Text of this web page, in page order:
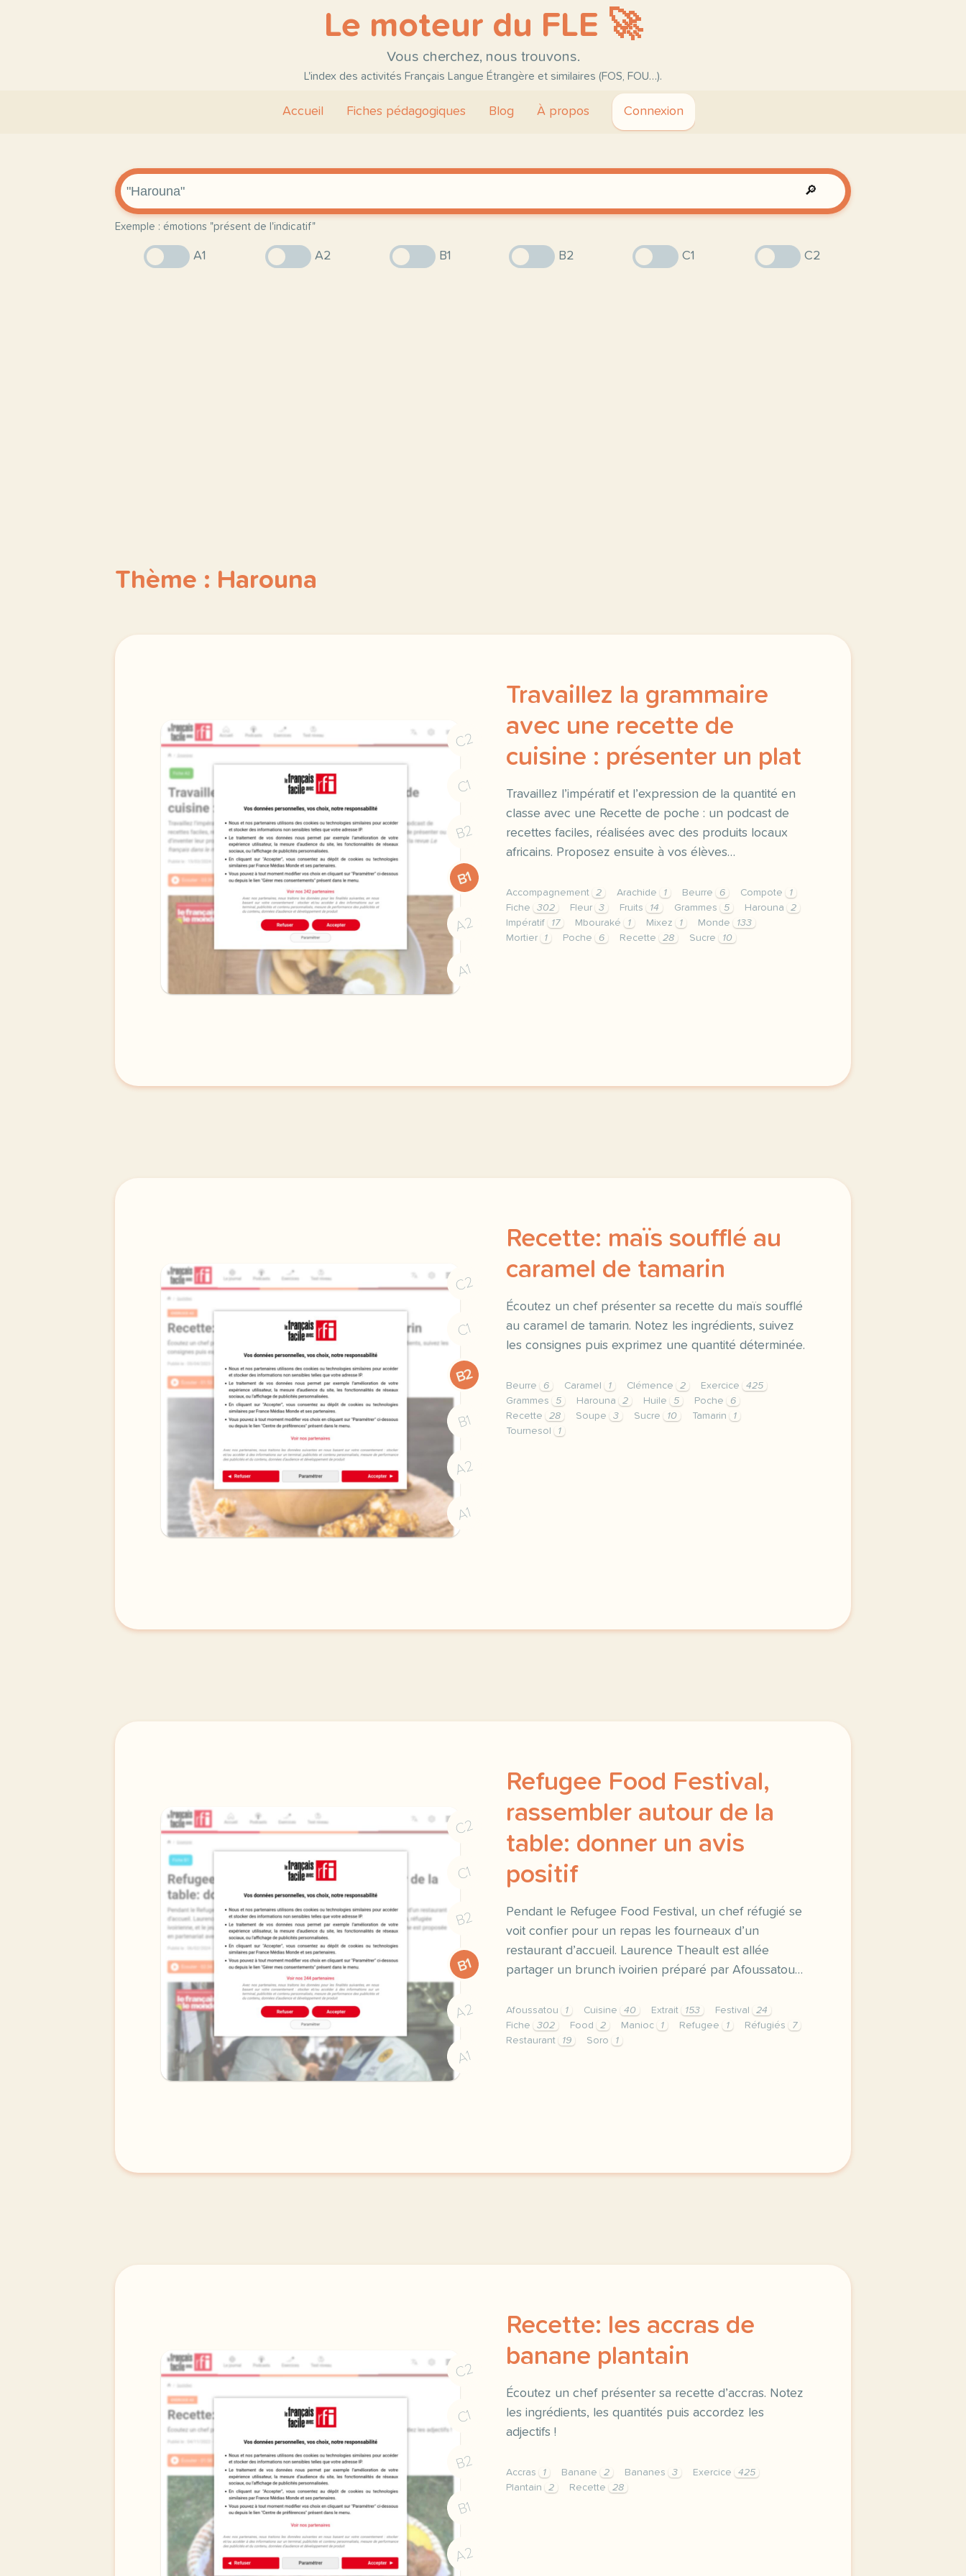
Le moteur du FLE 🚀
Vous cherchez, nous trouvons.
L'index des activités Français Langue Étrangère et similaires (FOS, FOU…).
Accueil Fiches pédagogiques Blog À propos Connexion
🔎
Exemple : émotions "présent de l'indicatif"
A1 A2 B1 B2 C1 C2
Thème : Harouna
C2
C1
B2
B1
A2
A1
Travaillez la grammaire
avec une recette de
cuisine : présenter un plat
Travaillez l’impératif et l’expression de la quantité en
classe avec une Recette de poche : un podcast de
recettes faciles, réalisées avec des produits locaux
africains. Proposez ensuite à vos élèves…
Accompagnement 2 Arachide 1 Beurre 6 Compote
1
Fiche
302 Fleur 3 Fruits 14 Grammes 5 Harouna
2
Impératif
17 Mbouraké 1 Mixez 1 Monde
133
Mortier
1 Poche 6 Recette 28 Sucre 10
C2
C1
B2
B1
A2
A1
Recette: maïs soufflé au
caramel de tamarin
Écoutez un chef présenter sa recette du maïs soufflé
au caramel de tamarin. Notez les ingrédients, suivez
les consignes puis exprimez une quantité déterminée.
Beurre 6 Caramel 1 Clémence 2 Exercice
425
Grammes
5 Harouna 2 Huile 5 Poche
6
Recette
28 Soupe 3 Sucre 10 Tamarin
1
Tournesol
1
C2
C1
B2
B1
A2
A1
Refugee Food Festival,
rassembler autour de la
table: donner un avis
positif
Pendant le Refugee Food Festival, un chef réfugié se
voit confier pour un repas les fourneaux d’un
restaurant d’accueil. Laurence Theault est allée
partager un brunch ivoirien préparé par Afoussatou…
Afoussatou 1 Cuisine 40 Extrait 153 Festival
24
Fiche
302 Food 2 Manioc 1 Refugee 1 Réfugiés
7
Restaurant
19 Soro 1
C2
C1
B2
B1
A2
Recette: les accras de
banane plantain
Écoutez un chef présenter sa recette d’accras. Notez
les ingrédients, les quantités puis accordez les
adjectifs !
Accras 1 Banane 2 Bananes 3 Exercice
425
Plantain
2 Recette 28